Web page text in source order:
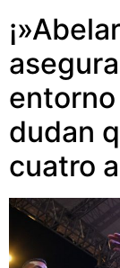
dudan
cuatro